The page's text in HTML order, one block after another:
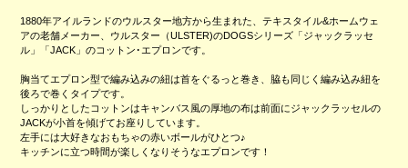
1880年アイルランドのウルスター地方から生まれた、テキスタイル&ホームウェ
アの老舗メーカー、ウルスター（ULSTER)のDOGSシリーズ「ジャックラッセ
ル」「JACK」のコットン･エプロンです。
胸当てエプロン型で編み込みの紐は首をぐるっと巻き、脇も同じく編み込み紐を
後ろで巻くタイプです。
しっかりとしたコットンはキャンバス風の厚地の布は前面にジャックラッセルの
JACKが小首を傾げてお座りしています。
左手には大好きなおもちゃの赤いボールがひとつ♪
キッチンに立つ時間が楽しくなりそうなエプロンです！